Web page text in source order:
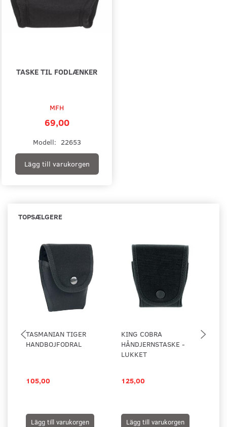
TASKE TIL FODLÆNKER
MFH
69,00
Modell: 22653
Lägg till varukorgen
TOPSÆLGERE
TASMANIAN TIGER
HANDBOJFODRAL
105,00
Lägg till varukorgen
KING COBRA
HÅNDJERNSTASKE -
LUKKET
125,00
Lägg till varukorgen